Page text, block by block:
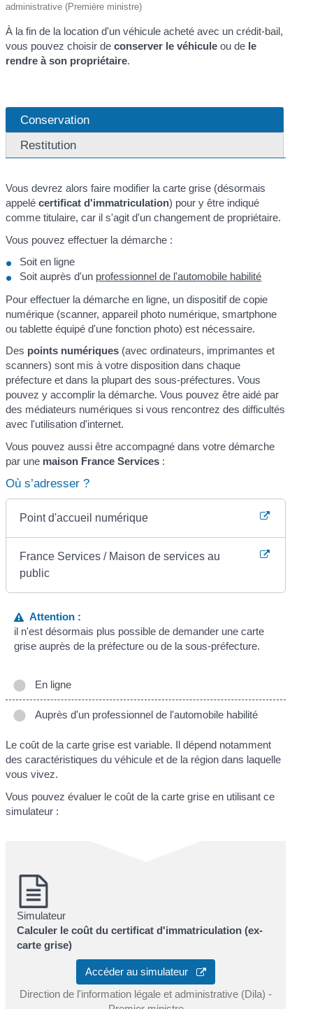
administrative (Première ministre)
À la fin de la location d'un véhicule acheté avec un crédit-bail,
vous pouvez choisir deconserver le véhicule ou de le
rendre à son propriétaire.
Conservation
Restitution
Vous devrez alors faire modifier la carte grise (désormais
appelécertificat d'immatriculation) pour y être indiqué
comme titulaire, car il s'agit d'un changement de propriétaire.
Vous pouvez effectuer la démarche :
Soit en ligne
Soit auprès d'un professionnel de l'automobile habilité
Pour effectuer la démarche en ligne, un dispositif de copie
numérique (scanner, appareil photo numérique, smartphone
ou tablette équipé d'une fonction photo) est nécessaire.
Des points numériques (avec ordinateurs, imprimantes et
scanners) sont mis à votre disposition dans chaque
préfecture et dans la plupart des sous-préfectures. Vous
pouvez y accomplir la démarche. Vous pouvez être aidé par
des médiateurs numériques si vous rencontrez des difficultés
avec l'utilisation d'internet.
Vous pouvez aussi être accompagné dans votre démarche
par une maison France Services :
Où s’adresser ?
Point d'accueil numérique
France Services / Maison de services au
public
Attention :
il n'est désormais plus possible de demander une carte
grise auprès de la préfecture ou de la sous-préfecture.
En ligne
Auprès d'un professionnel de l'automobile habilité
Le coût de la carte grise est variable. Il dépend notamment
des caractéristiques du véhicule et de la région dans laquelle
vous vivez.
Vous pouvez évaluer le coût de la carte grise en utilisant ce
simulateur :
Simulateur
Calculer le coût du certificat d'immatriculation (ex-
carte grise)
Accéder au simulateur
Direction de l'information légale et administrative (Dila) -